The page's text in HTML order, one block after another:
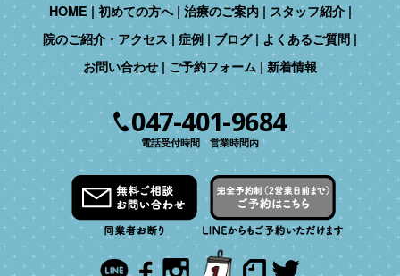
HOME 初めての方へ 治療のご案内
スタッフ紹介
院のご紹介・アクセス
症例 ブログ
よくあるご質問
お問い合わせ ご予約フォーム 新着情報
047-401-9684
電話受付時間 営業時間内